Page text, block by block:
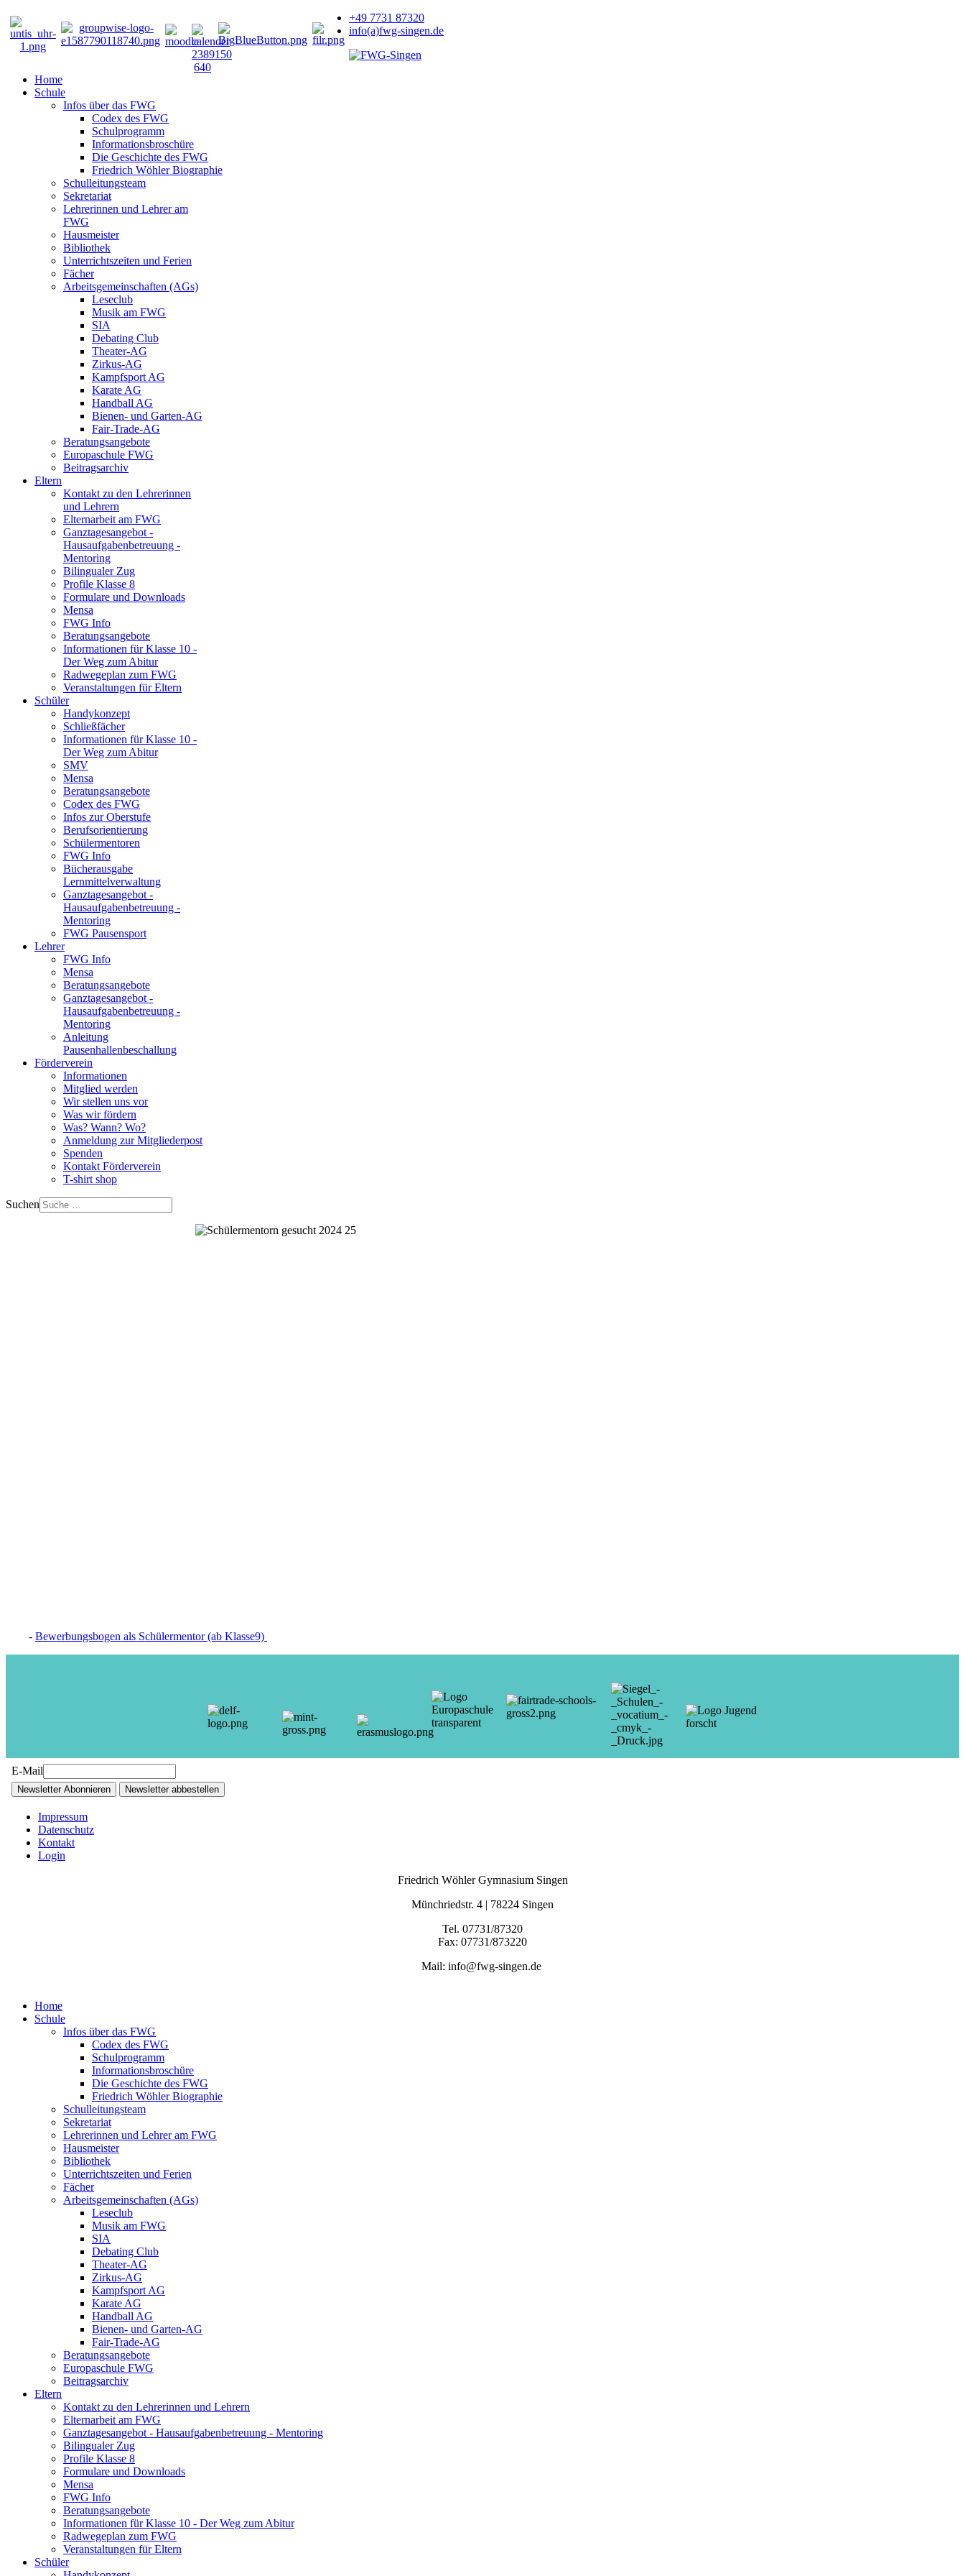
+49 7731 87320
info(a)fwg-singen.de
Home
Schule
Infos über das FWG
Codex des FWG
Schulprogramm
Informationsbroschüre
Die Geschichte des FWG
Friedrich Wöhler Biographie
Schulleitungsteam
Sekretariat
Lehrerinnen und Lehrer am
FWG
Hausmeister
Bibliothek
Unterrichtszeiten und Ferien
Fächer
Arbeitsgemeinschaften (AGs)
Leseclub
Musik am FWG
SIA
Debating Club
Theater-AG
Zirkus-AG
Kampfsport AG
Karate AG
Handball AG
Bienen- und Garten-AG
Fair-Trade-AG
Beratungsangebote
Europaschule FWG
Beitragsarchiv
Eltern
Kontakt zu den Lehrerinnen
und Lehrern
Elternarbeit am FWG
Ganztagesangebot -
Hausaufgabenbetreuung -
Mentoring
Bilingualer Zug
Profile Klasse 8
Formulare und Downloads
Mensa
FWG Info
Beratungsangebote
Informationen für Klasse 10 -
Der Weg zum Abitur
Radwegeplan zum FWG
Veranstaltungen für Eltern
Schüler
Handykonzept
Schließfächer
Informationen für Klasse 10 -
Der Weg zum Abitur
SMV
Mensa
Beratungsangebote
Codex des FWG
Infos zur Oberstufe
Berufsorientierung
Schülermentoren
FWG Info
Bücherausgabe
Lernmittelverwaltung
Ganztagesangebot -
Hausaufgabenbetreuung -
Mentoring
FWG Pausensport
Lehrer
FWG Info
Mensa
Beratungsangebote
Ganztagesangebot -
Hausaufgabenbetreuung -
Mentoring
Anleitung
Pausenhallenbeschallung
Förderverein
Informationen
Mitglied werden
Wir stellen uns vor
Was wir fördern
Was? Wann? Wo?
Anmeldung zur Mitgliederpost
Spenden
Kontakt Förderverein
T-shirt shop
Suchen
- Bewerbungsbogen als Schülermentor (ab Klasse9)
E-Mail
Newsletter Abonnieren Newsletter abbestellen
Impressum
Datenschutz
Kontakt
Login
Friedrich Wöhler Gymnasium Singen
Münchriedstr. 4 | 78224 Singen
Tel. 07731/87320
Fax: 07731/873220
Mail: info@fwg-singen.de
Home
Schule
Infos über das FWG
Codex des FWG
Schulprogramm
Informationsbroschüre
Die Geschichte des FWG
Friedrich Wöhler Biographie
Schulleitungsteam
Sekretariat
Lehrerinnen und Lehrer am FWG
Hausmeister
Bibliothek
Unterrichtszeiten und Ferien
Fächer
Arbeitsgemeinschaften (AGs)
Leseclub
Musik am FWG
SIA
Debating Club
Theater-AG
Zirkus-AG
Kampfsport AG
Karate AG
Handball AG
Bienen- und Garten-AG
Fair-Trade-AG
Beratungsangebote
Europaschule FWG
Beitragsarchiv
Eltern
Kontakt zu den Lehrerinnen und Lehrern
Elternarbeit am FWG
Ganztagesangebot - Hausaufgabenbetreuung - Mentoring
Bilingualer Zug
Profile Klasse 8
Formulare und Downloads
Mensa
FWG Info
Beratungsangebote
Informationen für Klasse 10 - Der Weg zum Abitur
Radwegeplan zum FWG
Veranstaltungen für Eltern
Schüler